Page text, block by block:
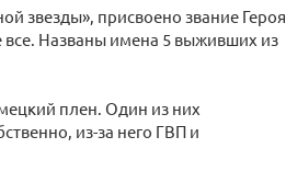
звезды», присвоено звание Героя
все. Названы имена 5 выживших из
плен. Один из них
из-за него ГВП и